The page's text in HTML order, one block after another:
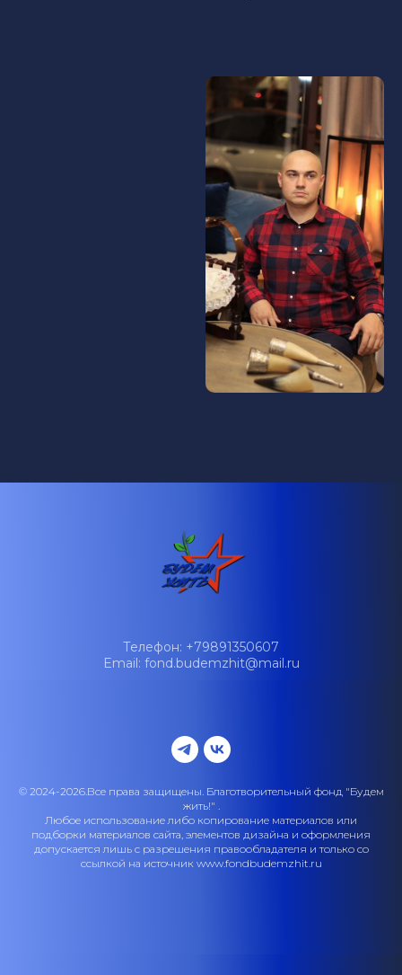
Телефон: +79891350607
Email: fond.budemzhit@mail.ru
© 2024-2026.Все права защищены. Благотворительный фонд "Будем
жить!" .
Любое использование либо копирование материалов или
подборки материалов сайта, элементов дизайна и оформления
допускается лишь с разрешения правообладателя и только со
ссылкой на источник www.fondbudemzhit.ru